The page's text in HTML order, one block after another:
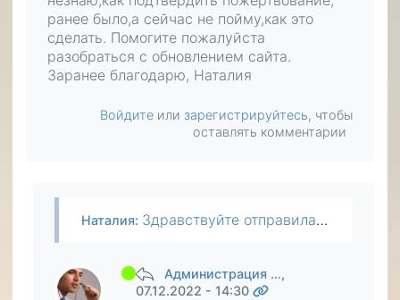
ранее было,а сейчас не пойму,как это
сделать. Помогите пожалуйста
разобраться с обновлением сайта.
Заранее благодарю, Наталия
Войдите или зарегистрируйтесь, чтобы
оставлять комментарии
Наталия: Здравствуйте отправила вам на продвижение, но незнаю,как подтвердить пожертвование, ранее было,а сейчас не пойму,как это сделать. Помогите пожалуйста разобраться с обновлением сайта. Заранее…
Администрация …,
07.12.2022 - 14:30